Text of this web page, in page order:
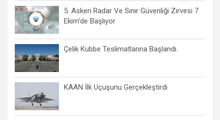
5. Askeri Radar Ve Sınır Güvenliği Zirvesi 7
Ekim’de Başlıyor
Çelik Kubbe Teslimatlarına Başlandı.
KAAN İlk Uçuşunu Gerçekleştirdi